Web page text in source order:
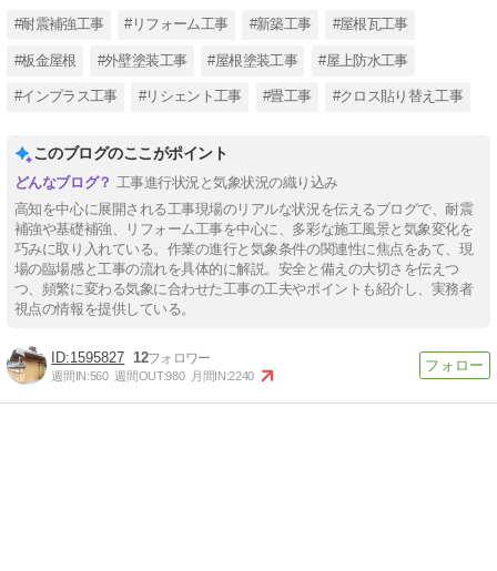
#耐震補強工事 #リフォーム工事 #新築工事 #屋根瓦工事
#板金屋根 #外壁塗装工事 #屋根塗装工事 #屋上防水工事
#インプラス工事 #リシェント工事 #畳工事 #クロス貼り替え工事
このブログのここがポイント
工事進行状況と気象状況の織り込み
高知を中心に展開される工事現場のリアルな状況を伝えるブログで、耐震
補強や基礎補強、リフォーム工事を中心に、多彩な施工風景と気象変化を
巧みに取り入れている。作業の進行と気象条件の関連性に焦点をあて、現
場の臨場感と工事の流れを具体的に解説。安全と備えの大切さを伝えつ
つ、頻繁に変わる気象に合わせた工事の工夫やポイントも紹介し、実務者
視点の情報を提供している。
1595827 12
週間IN:560 週間OUT:980 月間IN:2240